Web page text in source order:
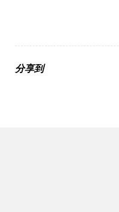
分享到